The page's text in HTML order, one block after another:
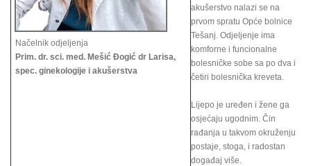
Načelnik odjeljenja
Prim. dr. sci. med. Mešić Đogić dr Larisa,
spec. ginekologije i akušerstva
akušerstvo nalazi se na
prvom spratu Opće bolnice
Tešanj. Odjeljenje ima
komforne i funcionalne
bolesničke sobe sa po dva i
četiri bolesnička kreveta.
Lijepo je uređen i žene ga
osjećaju ugodnim. Čin
rađanja u takvom okruženju
postaje, stoga, i radostan
događaj više.